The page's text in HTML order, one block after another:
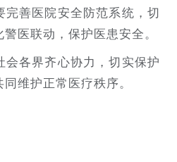
善医院安全防范系统，切
医联动，保护医患安全。
各界齐心协力，切实保护
维护正常医疗秩序。